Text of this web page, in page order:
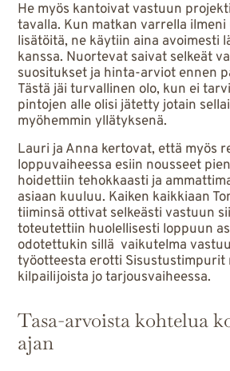
He myös kantoivat vastuun
tavalla. Kun matkan varrella
lisätöitä, ne käytiin aina avoimesti
kanssa. Nuortevat saivat selkeät
suositukset ja hinta-arviot ennen
Tästä jäi turvallinen olo, kun ei
pintojen alle olisi jätetty jotain
myöhemmin yllätyksenä.
Lauri ja Anna kertovat, että myös
loppuvaiheessa esiin nousseet
hoidettiin tehokkaasti ja
asiaan kuuluu. Kaiken kaikkiaan
tiiminsä ottivat selkeästi vastuun
toteutettiin huolellisesti loppuun
odotettukin sillä vaikutelma
työotteesta erotti Sisustustimpurit
kilpailijoista jo tarjousvaiheessa.
Tasa-arvoista kohtelua
ajan